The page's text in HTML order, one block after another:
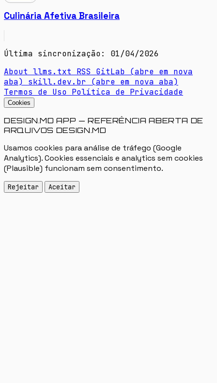
Culinária Afetiva Brasileira
Última sincronização: 01/04/2026
About llms.txt RSS GitLab (abre em nova
aba)
skill.dev.br (abre em nova aba)
Termos de Uso Política de Privacidade
Cookies
DESIGN.MD APP — REFERÊNCIA ABERTA DE
ARQUIVOS DESIGN.MD
Usamos cookies para análise de tráfego (Google
Analytics). Cookies essenciais e analytics sem cookies
(Plausible) funcionam sem consentimento.
Rejeitar Aceitar